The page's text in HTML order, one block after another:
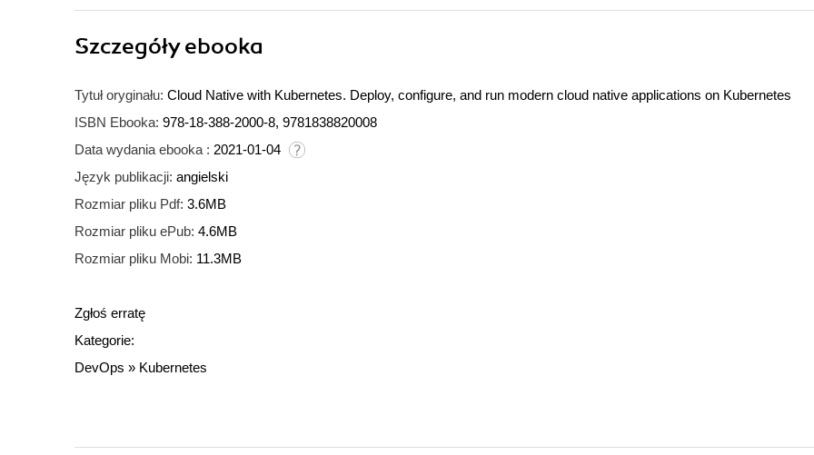
Szczegółyebooka
Tytuł oryginału: Cloud Native with Kubernetes. Deploy, configure, and run modern cloud native applications on Kubernetes
ISBN Ebooka: 978-18-388-2000-8, 9781838820008
Data wydania ebooka : 2021-01-04
Język publikacji: angielski
Rozmiar pliku Pdf: 3.6MB
Rozmiar pliku ePub: 4.6MB
Rozmiar pliku Mobi: 11.3MB
Zgłoś erratę
Kategorie:
DevOps » Kubernetes